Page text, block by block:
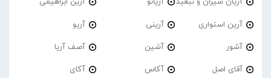
آرین استواری آرینی آریو
آشور آشین آصف آریا
آقای اصل آکاس آکای